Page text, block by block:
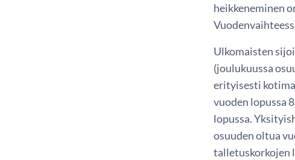
heikkeneminen
Ulkomaisten
(joulukuussa
erityisesti
vuoden lopussa
lopussa.
osuuden oltua
talletuskorkojen